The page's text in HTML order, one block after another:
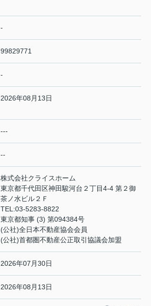
-
99829771
-
2026年08月13日
---
--
株式会社クライスホーム
東京都千代田区神田駿河台２丁目4-4 第２御
茶ノ水ビル２Ｆ
TEL:03-5283-8822
東京都知事 (3) 第094384号
(公社)全日本不動産協会会員
(公社)首都圏不動産公正取引協議会加盟
2026年07月30日
2026年08月13日